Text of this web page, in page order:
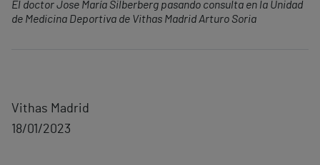
El doctor Jose María Silberberg pasando consulta en la Unidad
de Medicina Deportiva de Vithas Madrid Arturo Soria
Vithas Madrid
18/01/2023